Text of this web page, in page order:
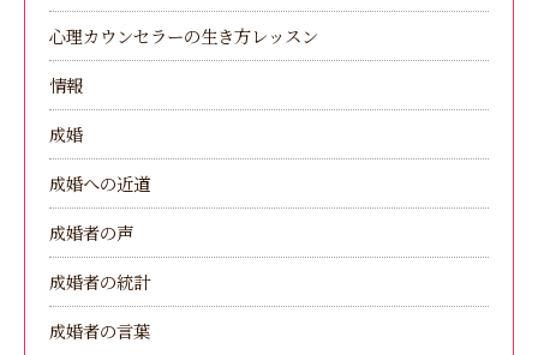
心理カウンセラーの生き方レッスン
情報
成婚
成婚への近道
成婚者の声
成婚者の統計
成婚者の言葉